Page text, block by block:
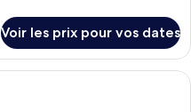
Voir les prix pour vos dates